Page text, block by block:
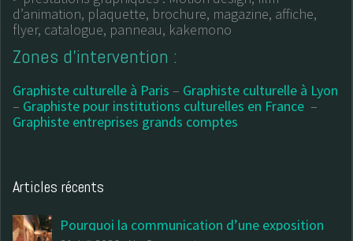
d’animation, plaquette, brochure, magazine, affiche,
flyer, catalogue, panneau, kakemono
Zones d’intervention :
Graphiste culturelle à Paris – Graphiste culturelle à Lyon
– Graphiste pour institutions culturelles en France –
Graphiste entreprises grands comptes
Articles récents
Pourquoi la communication d’une exposition